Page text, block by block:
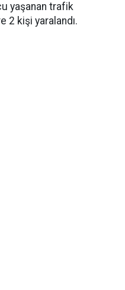
yaşanan trafik
2 kişi yaralandı.